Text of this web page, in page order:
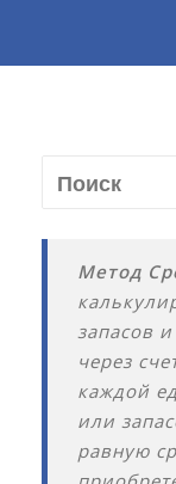
Метод
запасов
через
каждой
или
равную